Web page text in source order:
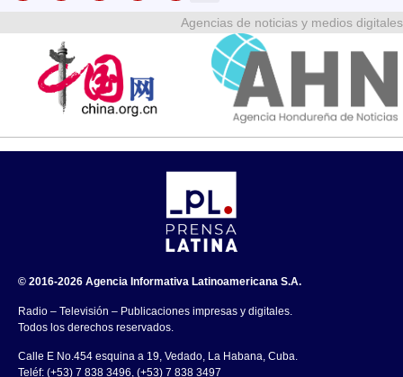
Agencias de noticias y medios digitales
© 2016-2026 Agencia Informativa Latinoamericana S.A.
Radio – Televisión – Publicaciones impresas y digitales.
Todos los derechos reservados.
Calle E No.454 esquina a 19, Vedado, La Habana, Cuba.
Teléf: (+53) 7 838 3496, (+53) 7 838 3497